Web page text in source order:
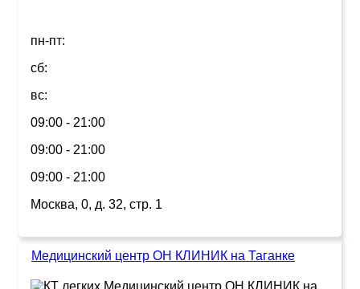
пн-пт:
сб:
вс:
09:00 - 21:00
09:00 - 21:00
09:00 - 21:00
Москва, 0, д. 32, стр. 1
Медицинский центр ОН КЛИНИК на Таганке